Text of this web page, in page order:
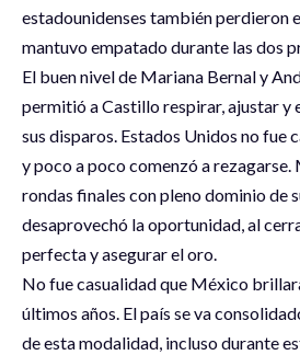
estadounidenses también perdieron
mantuvo empatado durante las dos
El buen nivel de Mariana Bernal y
permitió a Castillo respirar, ajustar y
sus disparos. Estados Unidos no fue
y poco a poco comenzó a rezagarse.
rondas finales con pleno dominio de
desaprovechó la oportunidad, al
perfecta y asegurar el oro.
No fue casualidad que México
últimos años. El país se va
de esta modalidad, incluso durante